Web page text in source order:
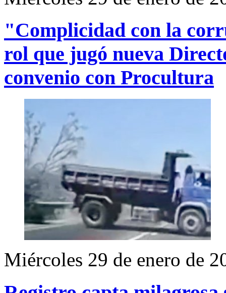
"Complicidad con la
rol que jugó nueva
convenio con Procultura
Miércoles 29 de enero de